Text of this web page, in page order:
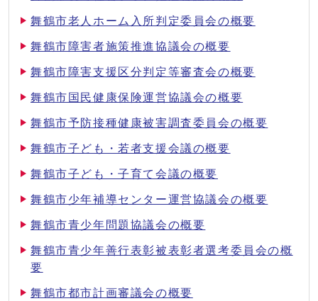
舞鶴市老人ホーム入所判定委員会の概要
舞鶴市障害者施策推進協議会の概要
舞鶴市障害支援区分判定等審査会の概要
舞鶴市国民健康保険運営協議会の概要
舞鶴市予防接種健康被害調査委員会の概要
舞鶴市子ども・若者支援会議の概要
舞鶴市子ども・子育て会議の概要
舞鶴市少年補導センター運営協議会の概要
舞鶴市青少年問題協議会の概要
舞鶴市青少年善行表彰被表彰者選考委員会の概
要
舞鶴市都市計画審議会の概要